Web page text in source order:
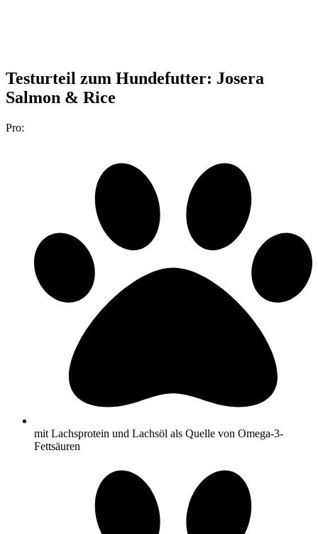
Testurteil zum Hundefutter: Josera
Salmon & Rice
Pro:
mit Lachsprotein und Lachsöl als Quelle von Omega-3-
Fettsäuren